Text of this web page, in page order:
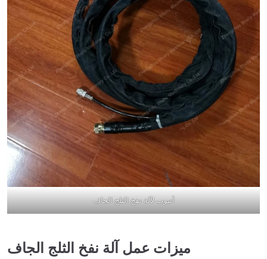
أنبوب لآلة نفخ الثلج الجاف
ميزات عمل آلة نفخ الثلج الجاف